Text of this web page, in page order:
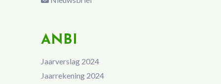
ANBI
Jaarverslag 2024
Jaarrekening 2024